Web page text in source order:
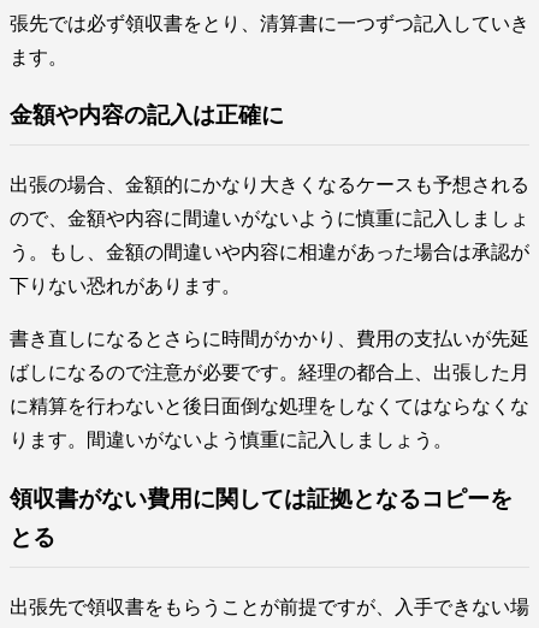
張先では必ず領収書をとり、清算書に一つずつ記入していき
ます。
金額や内容の記入は正確に
出張の場合、金額的にかなり大きくなるケースも予想される
ので、金額や内容に間違いがないように慎重に記入しましょ
う。もし、金額の間違いや内容に相違があった場合は承認が
下りない恐れがあります。
書き直しになるとさらに時間がかかり、費用の支払いが先延
ばしになるので注意が必要です。経理の都合上、出張した月
に精算を行わないと後日面倒な処理をしなくてはならなくな
ります。間違いがないよう慎重に記入しましょう。
領収書がない費用に関しては証拠となるコピーを
とる
出張先で領収書をもらうことが前提ですが、入手できない場